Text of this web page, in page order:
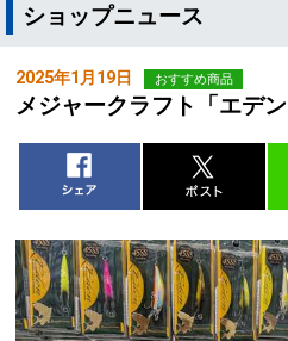
ショップニュース
2025年1月19日 おすすめ商品
メジャークラフト「エデ